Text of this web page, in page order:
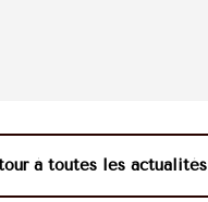
à toutes les actualités